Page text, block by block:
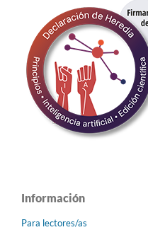
Información
Para lectores/as